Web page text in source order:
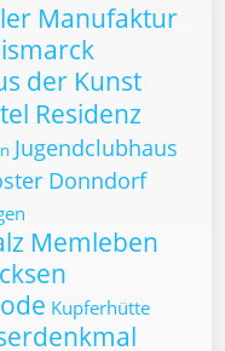
Manufaktur
der Kunst
Residenz
Jugendclubhaus
Donndorf
Memleben
Kupferhütte